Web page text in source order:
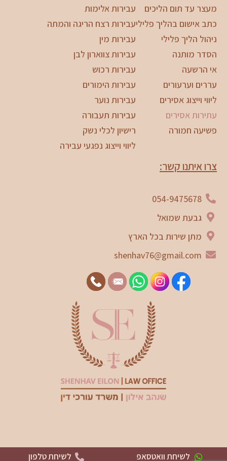
מעצר עד תום הליכים
כתב אישום בהליך פלילי
ניהול הליך פלילי
הסדר מותנה
אי הרשעה
עררים וערעורים
ליווי וייצוג אסירים
עתירות אסירים
פשיעה חמורה
עבירות אלימות
עבירות רצח הריגה והמתה
עבירות מין
עבירות צווארון לבן
עבירות רכוש
עבירות הימורים
עבירות נוער
עבירות תעבורה
רישיון לכלי נשק
ליווי וייצוג נפגעי עבירה
צרו איתנו קשר:
054-9475678
גבעת שמואל
מתן שירות בכל הארץ
shenhav76@gmail.com
לשיחת וואטסאפ לשיחת טלפון